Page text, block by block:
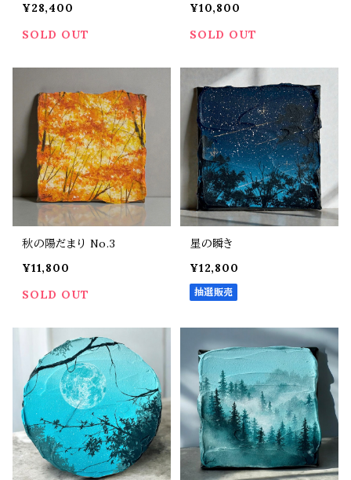
¥28,400
SOLD OUT
¥10,800
SOLD OUT
秋の陽だまり No.3
¥11,800
SOLD OUT
星の瞬き
¥12,800
抽選販売